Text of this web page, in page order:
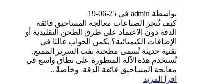
بواسطة admin في 25-06-19
كيف تُنجز الصناعات معالجة المساحيق فائقة
الدقة دون الاعتماد على طرق الطحن التقليدية أو
الإضافات الكيميائية؟ يكمن الجواب غالبًا في
تقنية حديثة تُسمى مطحنة نفث السرير المميع.
تُستخدم هذه الآلة المتطورة على نطاق واسع في
معالجة المساحيق فائقة الدقة، وخاصةً...
اقرأ المزيد